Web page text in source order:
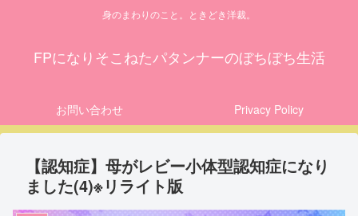
身のまわりのこと。ときどき洋裁。
FPになりそこねたパタンナーのぼちぼち生活
お問い合わせ Privacy Policy
【認知症】母がレビー小体型認知症になり
ました(4)※リライト版